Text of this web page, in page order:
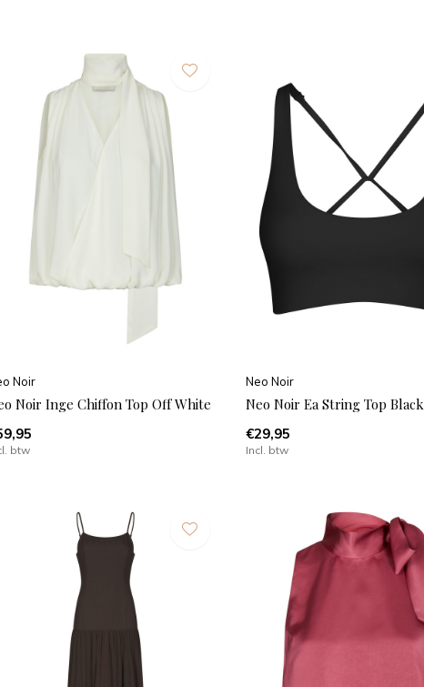
Noir
Noir Inge Chiffon Top Off White
btw
Neo Noir
Neo Noir Ea String Top Black
€29,95
Incl. btw